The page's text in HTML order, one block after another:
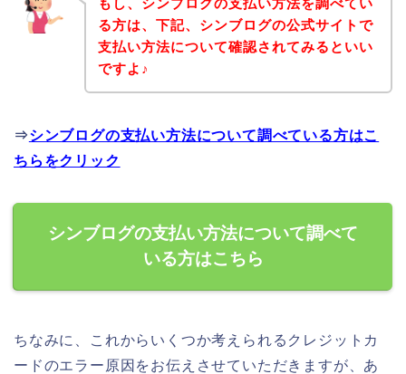
もし、シンブログの支払い方法を調べてい
る方は、下記、シンブログの公式サイトで
支払い方法について確認されてみるといい
ですよ♪
⇒シンブログの支払い方法について調べている方はこ
ちらをクリック
シンブログの支払い方法について調べて
いる方はこちら
ちなみに、これからいくつか考えられるクレジットカ
ードのエラー原因をお伝えさせていただきますが、あ